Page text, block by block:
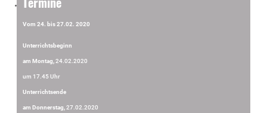
Vom 24. bis 27.02. 2020
Unterrichtsbeginn
am Montag,24.02.2020
um 17.45 Uhr
Unterrichtsende
am Donnerstag,27.02.2020